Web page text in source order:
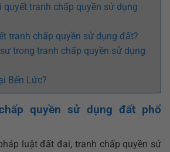
quyết tranh chấp quyền sử dụng
tranh chấp quyền sử dụng đất?
trong tranh chấp quyền sử dụng
Bến Lức?
quyền sử dụng đất phổ
luật đất đai, tranh chấp quyền sử